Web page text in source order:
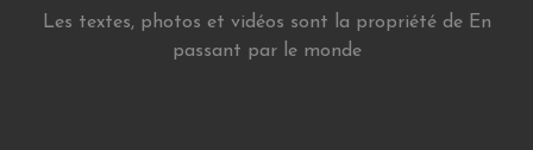
Les textes, photos et vidéos sont la propriété de En
passant par le monde